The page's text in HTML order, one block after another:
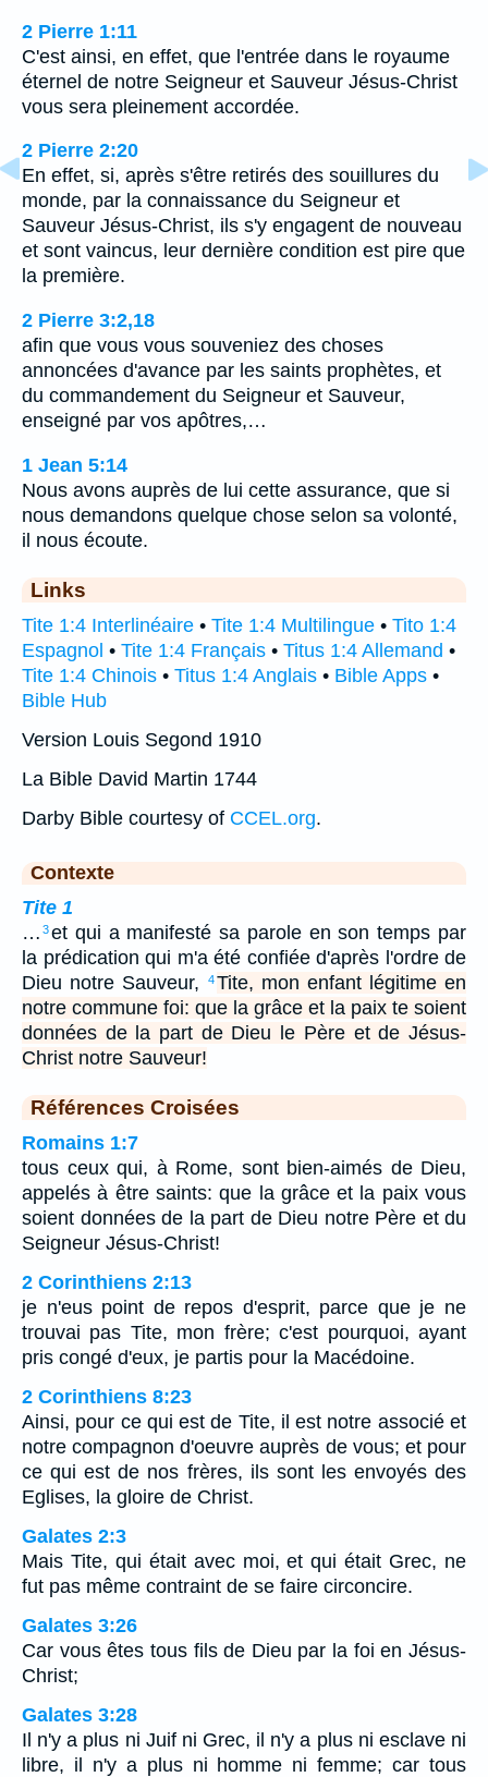
2 Pierre 1:11
C'est ainsi, en effet, que l'entrée dans le royaume
éternel de notre Seigneur et Sauveur Jésus-Christ
vous sera pleinement accordée.
2 Pierre 2:20
En effet, si, après s'être retirés des souillures du
monde, par la connaissance du Seigneur et
Sauveur Jésus-Christ, ils s'y engagent de nouveau
et sont vaincus, leur dernière condition est pire que
la première.
2 Pierre 3:2,18
afin que vous vous souveniez des choses
annoncées d'avance par les saints prophètes, et
du commandement du Seigneur et Sauveur,
enseigné par vos apôtres,…
1 Jean 5:14
Nous avons auprès de lui cette assurance, que si
nous demandons quelque chose selon sa volonté,
il nous écoute.
Links
Tite 1:4 Interlinéaire • Tite 1:4 Multilingue • Tito 1:4
Espagnol • Tite 1:4 Français • Titus 1:4 Allemand •
Tite 1:4 Chinois • Titus 1:4 Anglais • Bible Apps •
Bible Hub
Version Louis Segond 1910
La Bible David Martin 1744
Darby Bible courtesy of CCEL.org.
Contexte
Tite 1
… 3et qui a manifesté sa parole en son temps par
la prédication qui m'a été confiée d'après l'ordre de
Dieu notre Sauveur,
4Tite, mon enfant légitime en
notre commune foi: que la grâce et la paix te soient
données de la part de Dieu le Père et de Jésus-
Christ notre Sauveur!
Références Croisées
Romains 1:7
tous ceux qui, à Rome, sont bien-aimés de Dieu,
appelés à être saints: que la grâce et la paix vous
soient données de la part de Dieu notre Père et du
Seigneur Jésus-Christ!
2 Corinthiens 2:13
je n'eus point de repos d'esprit, parce que je ne
trouvai pas Tite, mon frère; c'est pourquoi, ayant
pris congé d'eux, je partis pour la Macédoine.
2 Corinthiens 8:23
Ainsi, pour ce qui est de Tite, il est notre associé et
notre compagnon d'oeuvre auprès de vous; et pour
ce qui est de nos frères, ils sont les envoyés des
Eglises, la gloire de Christ.
Galates 2:3
Mais Tite, qui était avec moi, et qui était Grec, ne
fut pas même contraint de se faire circoncire.
Galates 3:26
Car vous êtes tous fils de Dieu par la foi en Jésus-
Christ;
Galates 3:28
Il n'y a plus ni Juif ni Grec, il n'y a plus ni esclave ni
libre, il n'y a plus ni homme ni femme; car tous